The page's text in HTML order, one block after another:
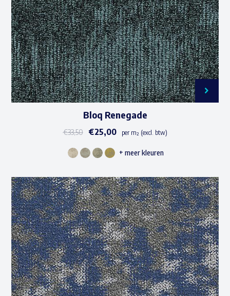
worden
op
de
productpagina
Bloq Renegade
€33,50 €25,00 per m² (excl. btw)
Dit
heeft
meerdere
variaties.
Deze
optie
kan
gekozen
worden
+ meer kleuren